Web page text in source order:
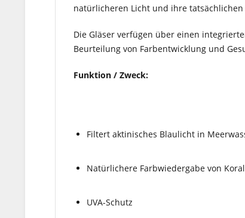
natürlicheren Licht und ihre
Die Gläser verfügen über einen
Beurteilung von Farbentwicklung und
Funktion / Zweck:
Filtert aktinisches Blaulicht in
Natürlichere Farbwiedergabe von
UVA-Schutz